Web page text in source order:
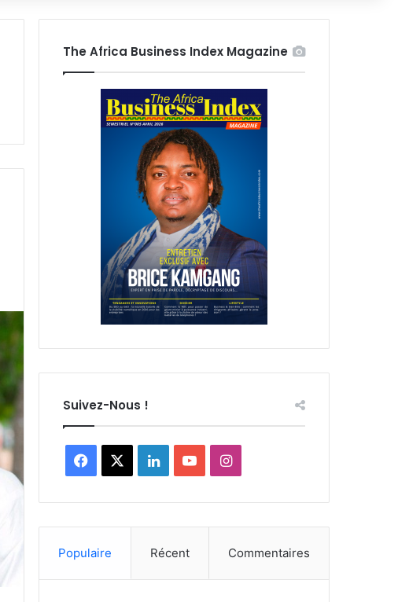
The Africa Business Index Magazine
Suivez-Nous !
c
e
L
n
k
u
I
s
t
Populaire Récent Commentaires